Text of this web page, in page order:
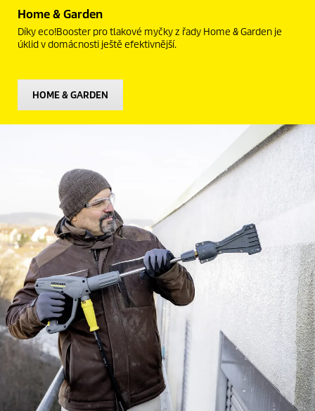
Home & Garden
Díkyeco!Booster pro tlakové myčky z řady Home & Garden je
úklid v domácnosti ještě efektivnější.
HOME & GARDEN